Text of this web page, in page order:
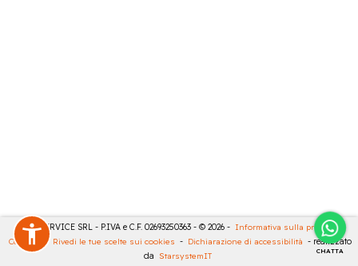
CHATTA
CASA SERVICE SRL - P.IVA e C.F. 02693250363 - © 2026 - Informativa sulla privacy -
Cookies
- Rivedi le tue scelte sui cookies - Dichiarazione di accessibilità - realizzato
da StarsystemIT